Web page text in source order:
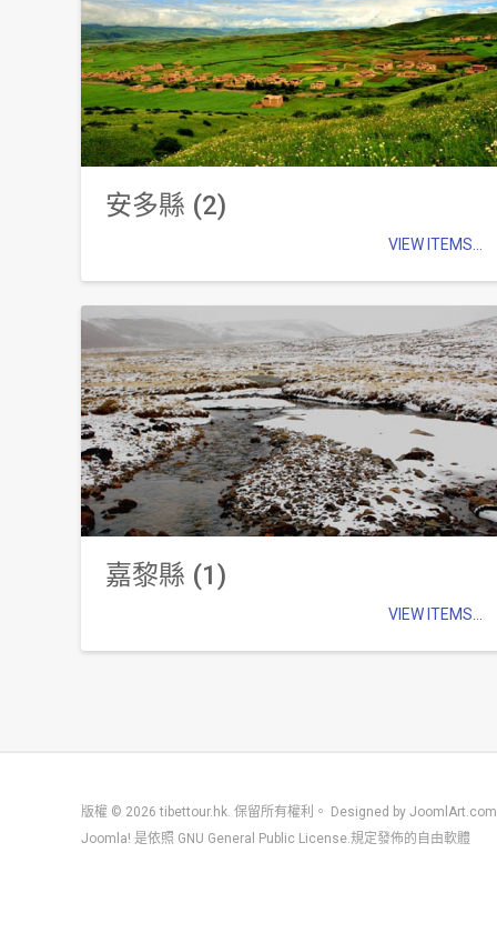
安多縣 (2)
VIEW ITEMS...
嘉黎縣 (1)
VIEW ITEMS...
版權 © 2026 tibettour.hk. 保留所有權利。 Designed by JoomlArt.com
Joomla! 是依照 GNU General Public License. 規定發佈的自由軟體